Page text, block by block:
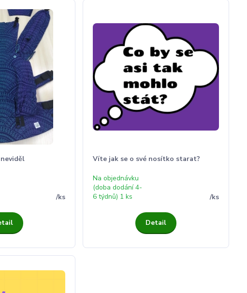
/ks
Víte jak se o své nosítko starat?
/ks
Na objednávku
(doba dodání 4-
6 týdnů) 1 ks
Detail